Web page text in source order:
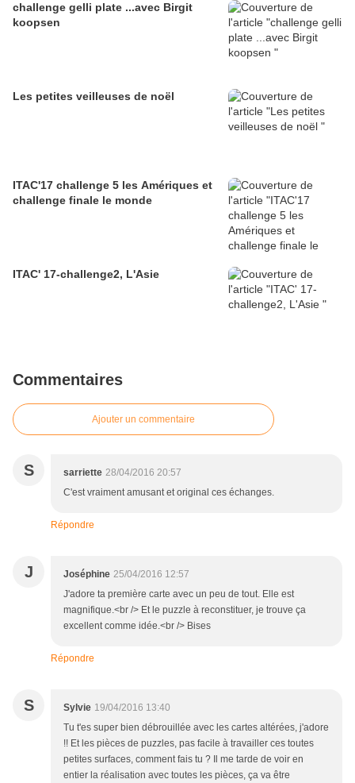
challenge gelli plate ...avec Birgit
koopsen
Les petites veilleuses de noël
ITAC'17 challenge 5 les Amériques et
challenge finale le monde
ITAC' 17-challenge2, L'Asie
Commentaires
Ajouter un commentaire
S sarriette 28/04/2016 20:57
C'est vraiment amusant et original ces échanges.
Répondre
J Joséphine 25/04/2016 12:57
J'adore ta première carte avec un peu de tout. Elle est
magnifique.<br /> Et le puzzle à reconstituer, je trouve ça
excellent comme idée.<br /> Bises
Répondre
S Sylvie 19/04/2016 13:40
Tu t'es super bien débrouillée avec les cartes altérées, j'adore
!! Et les pièces de puzzles, pas facile à travailler ces toutes
petites surfaces, comment fais tu ? Il me tarde de voir en
entier la réalisation avec toutes les pièces, ça va être